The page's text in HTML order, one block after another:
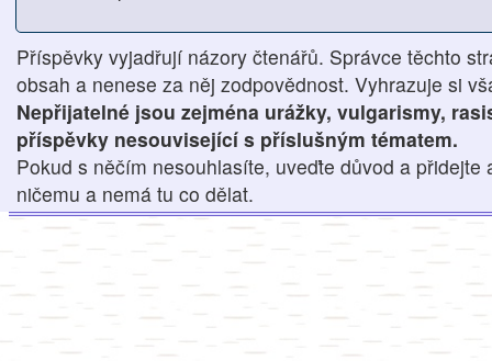
Příspěvky vyjadřují názory čtenářů. Správce těchto
obsah a nenese za něj zodpovědnost. Vyhrazuje si
Nepřijatelné jsou zejména urážky, vulgarismy,
příspěvky nesouvisející s příslušným tématem.
Pokud s něčím nesouhlasíte, uveďte důvod a přidejte
ničemu a nemá tu co dělat.